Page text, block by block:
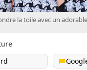
la toile avec un